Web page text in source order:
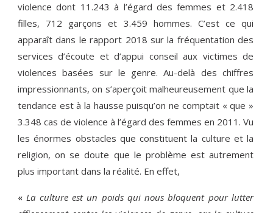
violence dont 11.243 à l’égard des femmes et 2.418
filles, 712 garçons et 3.459 hommes. C’est ce qui
apparaît dans le rapport 2018 sur la fréquentation des
services d’écoute et d’appui conseil aux victimes de
violences basées sur le genre. Au-delà des chiffres
impressionnants, on s’aperçoit malheureusement que la
tendance est à la hausse puisqu’on ne comptait « que »
3.348 cas de violence à l’égard des femmes en 2011. Vu
les énormes obstacles que constituent la culture et la
religion, on se doute que le problème est autrement
plus important dans la réalité. En effet,
« La culture est un poids qui nous bloquent pour lutter